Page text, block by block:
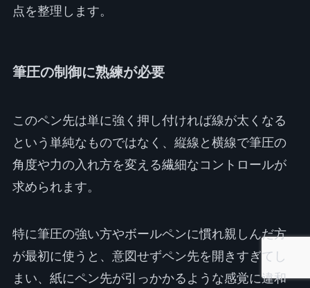
点を整理します。
筆圧の制御に熟練が必要
このペン先は単に強く押し付ければ線が太くなる
という単純なものではなく、縦線と横線で筆圧の
角度や力の入れ方を変える繊細なコントロールが
求められます。
特に筆圧の強い方やボールペンに慣れ親しんだ方
が最初に使うと、意図せずペン先を開きすぎてし
まい、紙にペン先が引っかかるような感覚に違和